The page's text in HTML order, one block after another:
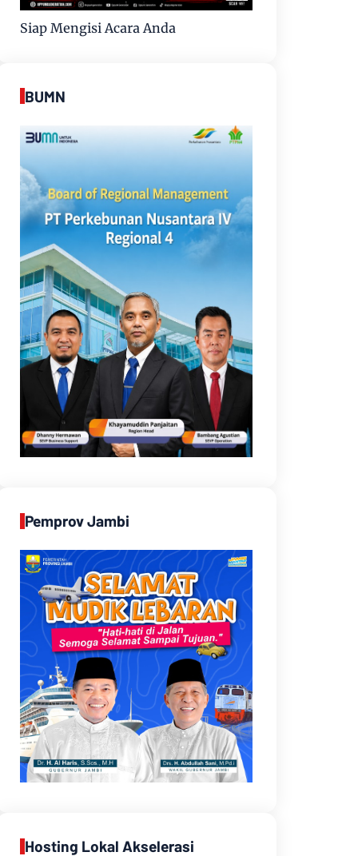
Siap Mengisi Acara Anda
BUMN
Pemprov Jambi
Hosting Lokal Akselerasi